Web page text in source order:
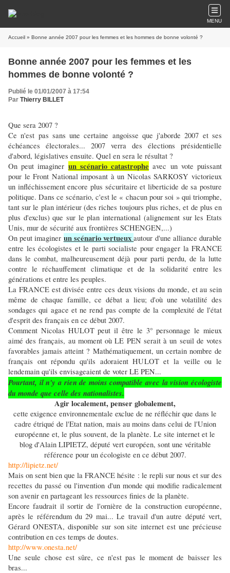
MENU
Accueil » Bonne année 2007 pour les femmes et les hommes de bonne volonté ?
Bonne année 2007 pour les femmes et les
hommes de bonne volonté ?
Publié le 01/01/2007 à 17:54
Par Thierry BILLET
Que sera 2007 ?
Ce n'est pas sans une certaine angoisse que j'aborde 2007 et ses
échéances électorales... 2007 verra des élections présidentielle
d'abord, législatives ensuite. Quel en sera le résultat ?
On peut imaginer un scénario catastrophe avec un vote puissant
pour le Front National imposant à un Nicolas SARKOSY victorieux
un infléchissement encore plus sécuritaire et liberticide de sa posture
politique. Dans ce scénario, c'est le « chacun pour soi » qui triomphe,
tant sur le plan intérieur (des riches toujours plus riches, et de plus en
plus d'exclus) que sur le plan international (alignement sur les Etats
Unis, mur de sécurité aux frontières SCHENGEN,...)
On peut imaginer un scénario vertueuxautour d'une alliance durable
entre les écologistes et le parti socialiste pour engager la FRANCE
dans le combat, malheureusement déjà pour parti perdu, de la lutte
contre le réchauffement climatique et de la solidarité entre les
générations et entre les peuples.
La FRANCE est divisée entre ces deux visions du monde, et au sein
même de chaque famille, ce débat a lieu; d'où une volatilité des
sondages qui agace et ne rend pas compte de la complexité de l'état
d'esprit des français en ce début 2007.
Comment Nicolas HULOT peut il être le 3° personnage le mieux
aimé des français, au moment où LE PEN serait à un seuil de votes
favorables jamais atteint ? Mathématiquement, un certain nombre de
français ont répondu qu'ils adoraient HULOT et la veille ou le
lendemain qu'ils envisageaient de voter LE PEN...
Pourtant, il n'y a rien de moins compatible avec la vision écologiste
du monde que celle des nationalistes.
Agir localement, penser globalement,
cette exigence environnementale exclue de ne réfléchir que dans le
cadre étriqué de l'Etat nation, mais au moins dans celui de l'Union
européenne et, le plus souvent, de la planète. Le site internet et le
blog d'Alain LIPIETZ, député vert européen, sont une véritable
référence pour un écologiste en ce début 2007.
http://lipietz.net/
Mais on sent bien que la FRANCE hésite : le repli sur nous et sur des
recettes du passé ou l'invention d'un monde qui modifie radicalement
son avenir en partageant les ressources finies de la planète.
Encore faudrait il sortir de l'ornière de la construction européenne,
après le référendum du 29 mai... Le travail d'un autre député vert,
Gérard ONESTA, disponible sur son site internet est une précieuse
contribution en ces temps de doutes.
http://www.onesta.net/
Une seule chose est sûre, ce n'est pas le moment de baisser les
bras...